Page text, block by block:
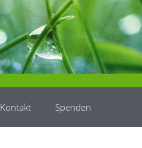
Kontakt Spenden